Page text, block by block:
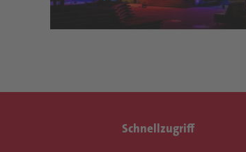
Schnellzugriff